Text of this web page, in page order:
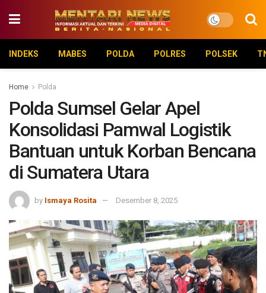
INDEKS MABES POLDA POLRES POLSEK
Home Polda
Polda Sumsel Gelar Apel
Konsolidasi Pamwal Logistik
Bantuan untuk Korban Bencana
di Sumatera Utara
by Ismaya Rosita Desember 8, 2025